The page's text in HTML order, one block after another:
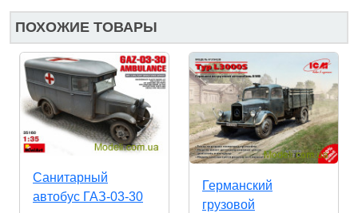
ПОХОЖИЕ ТОВАРЫ
Санитарный
автобус ГАЗ-03-30
Германский
грузовой